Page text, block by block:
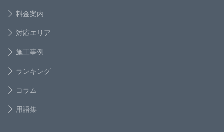
料金案内
対応エリア
施工事例
ランキング
コラム
用語集